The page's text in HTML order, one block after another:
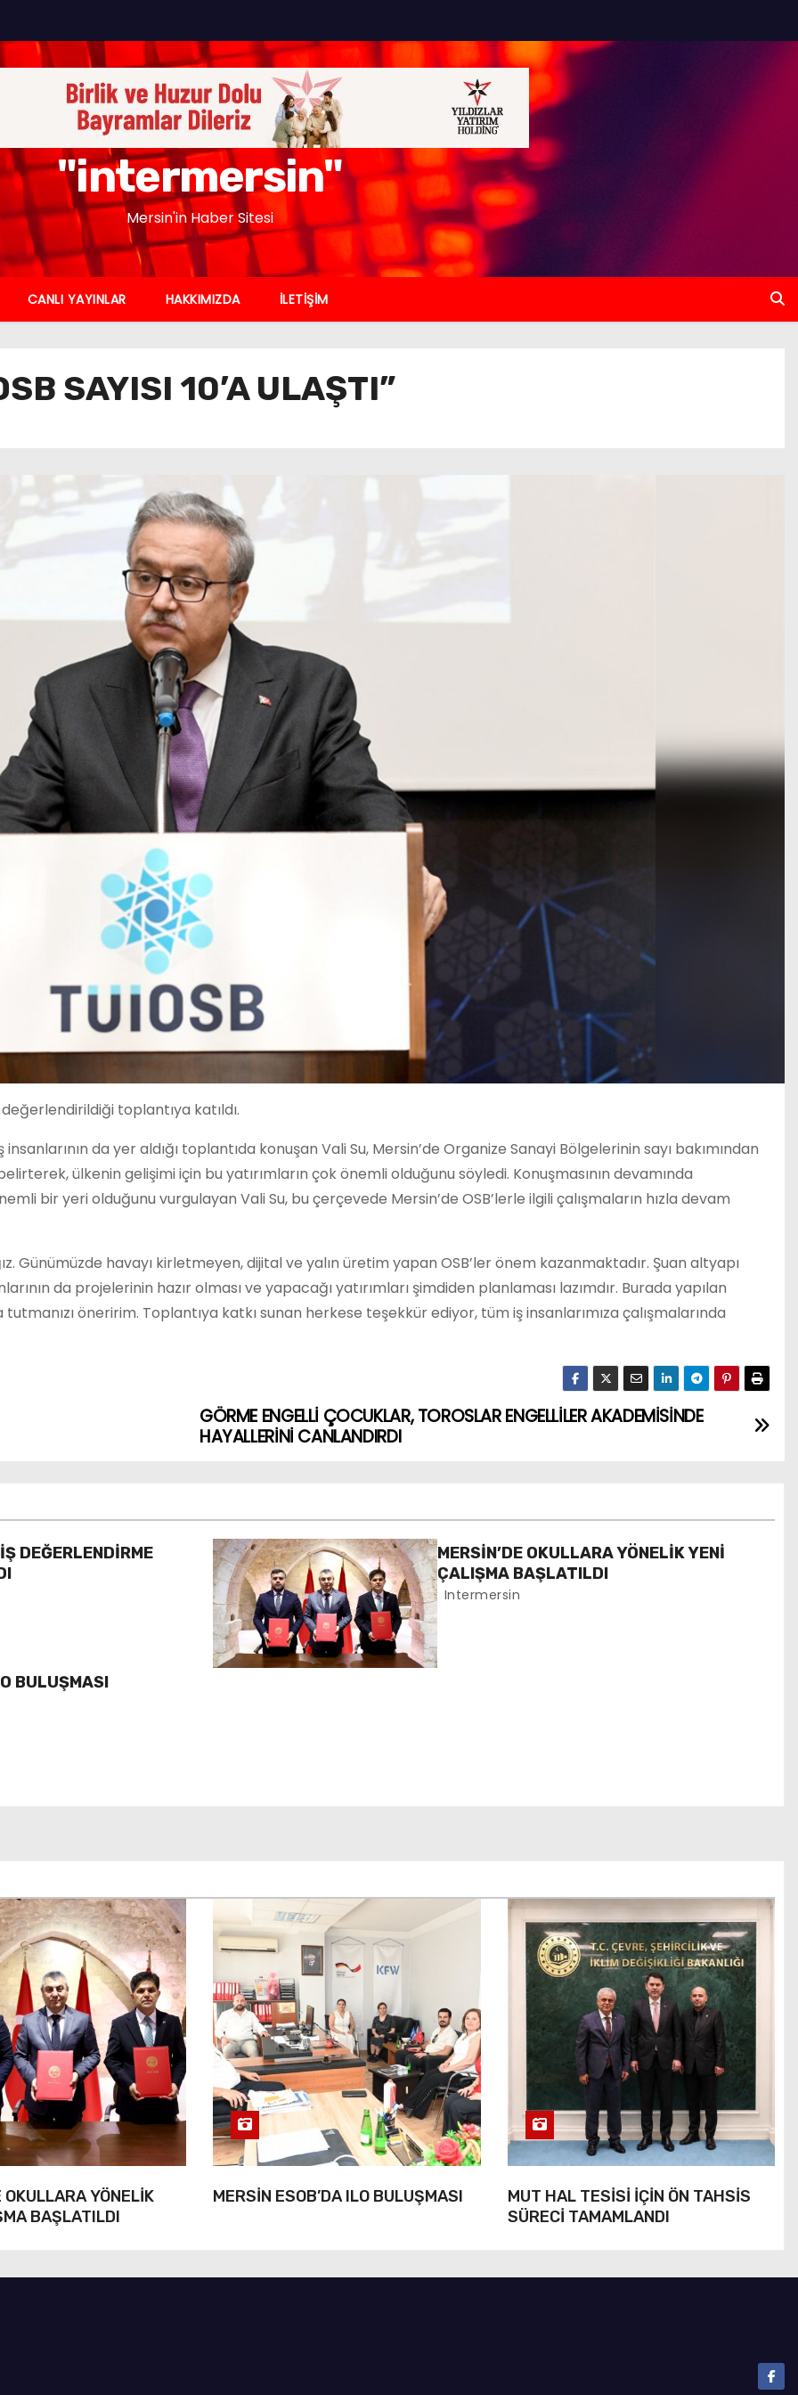
"intermersin"
Mersin'in Haber Sitesi
CANLI YAYINLAR HAKKIMIZDA İLETİŞİM
SAYISI 10’A ULAŞTI”
değerlendirildiği toplantıya katıldı.
da yer aldığı toplantıda konuşan Vali Su, Mersin’de Organize Sanayi Bölgelerinin sayı bakımından
ülkenin gelişimi için bu yatırımların çok önemli olduğunu söyledi. Konuşmasının devamında
bir yeri olduğunu vurgulayan Vali Su, bu çerçevede Mersin’de OSB’lerle ilgili çalışmaların hızla devam
Günümüzde havayı kirletmeyen, dijital ve yalın üretim yapan OSB’ler önem kazanmaktadır. Şuan altyapı
da projelerinin hazır olması ve yapacağı yatırımları şimdiden planlaması lazımdır. Burada yapılan
öneririm. Toplantıya katkı sunan herkese teşekkür ediyor, tüm iş insanlarımıza çalışmalarında
GÖRME ENGELLİ ÇOCUKLAR, TOROSLAR ENGELLİLER AKADEMİSİNDE
HAYALLERİNİ CANLANDIRDI
DEĞERLENDİRME
MERSİN’DE OKULLARA YÖNELİK YENİ
ÇALIŞMA BAŞLATILDI
Intermersin
BULUŞMASI
OKULLARA YÖNELİK
BAŞLATILDI
MERSİN ESOB’DA ILO BULUŞMASI
MUT HAL TESİSİ İÇİN ÖN TAHSİS
SÜRECİ TAMAMLANDI